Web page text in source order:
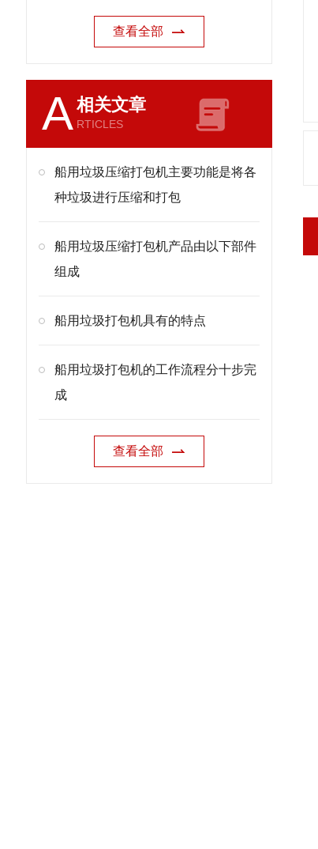
查看全部
A相关文章
RTICLES
船用垃圾压缩打包机主要功能是将各
种垃圾进行压缩和打包
船用垃圾压缩打包机产品由以下部件
组成
船用垃圾打包机具有的特点
船用垃圾打包机的工作流程分十步完
成
查看全部